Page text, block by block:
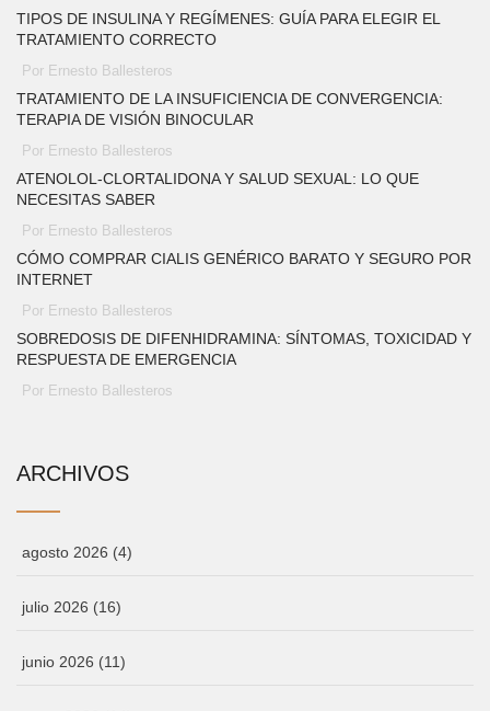
TIPOS DE INSULINA Y REGÍMENES: GUÍA PARA ELEGIR EL
TRATAMIENTO CORRECTO
Por Ernesto Ballesteros
TRATAMIENTO DE LA INSUFICIENCIA DE CONVERGENCIA:
TERAPIA DE VISIÓN BINOCULAR
Por Ernesto Ballesteros
ATENOLOL‑CLORTALIDONA Y SALUD SEXUAL: LO QUE
NECESITAS SABER
Por Ernesto Ballesteros
CÓMO COMPRAR CIALIS GENÉRICO BARATO Y SEGURO POR
INTERNET
Por Ernesto Ballesteros
SOBREDOSIS DE DIFENHIDRAMINA: SÍNTOMAS, TOXICIDAD Y
RESPUESTA DE EMERGENCIA
Por Ernesto Ballesteros
ARCHIVOS
agosto 2026 (4)
julio 2026 (16)
junio 2026 (11)